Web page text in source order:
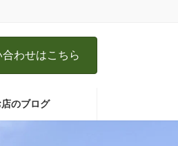
わせはこちら
店のブログ